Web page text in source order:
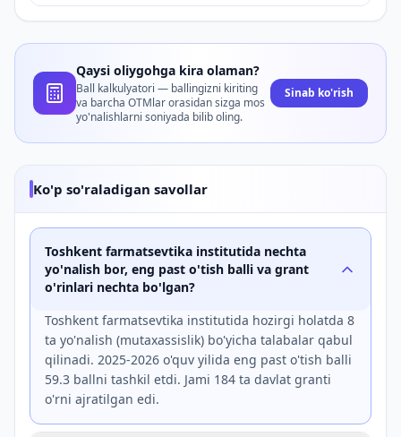
Qaysi oliygohga kira olaman?
Ball kalkulyatori — ballingizni kiriting
va barcha OTMlar orasidan sizga mos
yo'nalishlarni soniyada bilib oling.
Sinab ko'rish
Ko'p so'raladigan savollar
Toshkent farmatsevtika institutida nechta
yo'nalish bor, eng past o'tish balli va grant
o'rinlari nechta bo'lgan?
Toshkent farmatsevtika institutida hozirgi holatda 8
ta yo'nalish (mutaxassislik) bo'yicha talabalar qabul
qilinadi. 2025-2026 o'quv yilida eng past o'tish balli
59.3 ballni tashkil etdi. Jami 184 ta davlat granti
o'rni ajratilgan edi.